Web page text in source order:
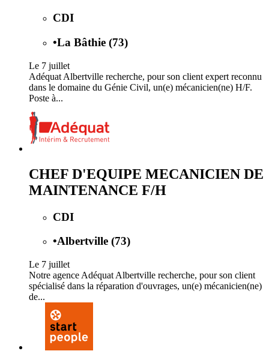
CDI
•La Bâthie (73)
Le 7 juillet
Adéquat Albertville recherche, pour son client expert reconnu
dans le domaine du Génie Civil, un(e) mécanicien(ne) H/F.
Poste à...
CHEF D'EQUIPE MECANICIEN DE
MAINTENANCE F/H
CDI
•Albertville (73)
Le 7 juillet
Notre agence Adéquat Albertville recherche, pour son client
spécialisé dans la réparation d'ouvrages, un(e) mécanicien(ne)
de...